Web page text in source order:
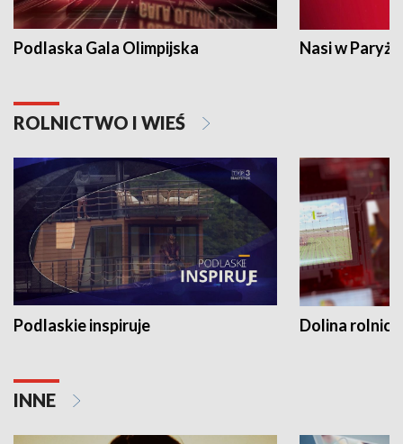
Podlaska Gala Olimpijska Nasi w Paryżu
ROLNICTWO I WIEŚ
Podlaskie inspiruje Dolina
INNE